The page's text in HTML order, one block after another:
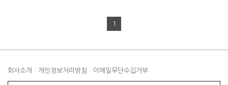
1
회사소개 개인정보처리방침 이메일무단수집거부